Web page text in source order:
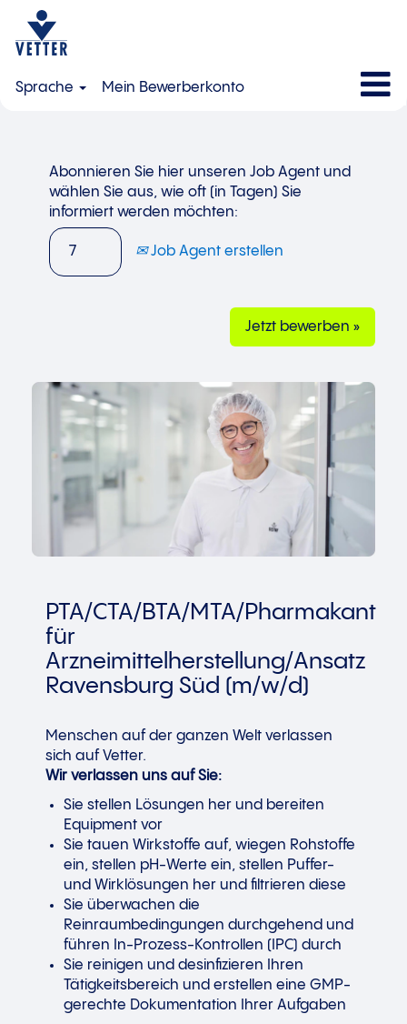
Sprache Mein Bewerberkonto
Abonnieren Sie hier unseren Job Agent und
wählen Sie aus, wie oft (in Tagen) Sie
informiert werden möchten:
Job Agent erstellen
Jetzt bewerben »
PTA/CTA/BTA/MTA/Pharmakant
für
Arzneimittelherstellung/Ansatz
Ravensburg Süd (m/w/d)
Menschen auf der ganzen Welt verlassen
sich auf Vetter.
Wir verlassen uns auf Sie:
Sie stellen Lösungen her und bereiten
Equipment vor
Sie tauen Wirkstoffe auf, wiegen Rohstoffe
ein, stellen pH-Werte ein, stellen Puffer-
und Wirklösungen her und filtrieren diese
Sie überwachen die
Reinraumbedingungen durchgehend und
führen In-Prozess-Kontrollen (IPC) durch
Sie reinigen und desinfizieren Ihren
Tätigkeitsbereich und erstellen eine GMP-
gerechte Dokumentation Ihrer Aufgaben